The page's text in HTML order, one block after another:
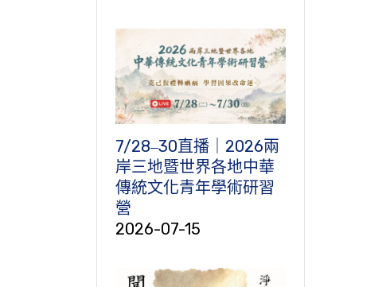
7/28‒30直播｜2026兩
岸三地暨世界各地中華
傳統文化青年學術研習
營
2026-07-15